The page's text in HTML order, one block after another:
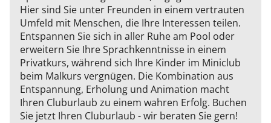
Hier sind Sie unter Freunden in einem vertrauten
Umfeld mit Menschen, die Ihre Interessen teilen.
Entspannen Sie sich in aller Ruhe am Pool oder
erweitern Sie Ihre Sprachkenntnisse in einem
Privatkurs, während sich Ihre Kinder im Miniclub
beim Malkurs vergnügen. Die Kombination aus
Entspannung, Erholung und Animation macht
Ihren Cluburlaub zu einem wahren Erfolg. Buchen
Sie jetzt Ihren Cluburlaub - wir beraten Sie gern!